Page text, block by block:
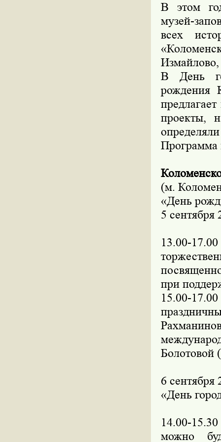
В этом
музей-
всех
В День
рождения
проекты,
Программа
(м.
«День
5 сентября
13.00-
при
15.00-
Болотовой
6 сентября
«День
14.00-
можно